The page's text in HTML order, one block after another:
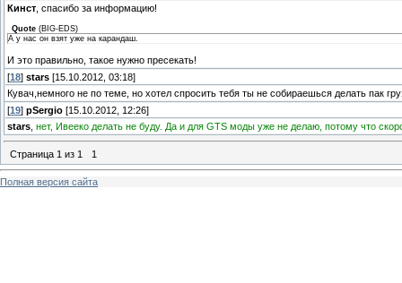
Кинст , спасибо за информацию!
Quote (BIG-EDS)
А у нас он взят уже на карандаш.
И это правильно, такое нужно пресекать!
[18] stars [15.10.2012, 03:18]
Кувач,немного не по теме, но хотел спросить тебя ты не собираешься делать пак
[19] pSergio [15.10.2012, 12:26]
stars нет, Ивееко делать не буду. Да и для GTS моды уже не делаю, потому что
Страница 1 из 1 1
Полная версия сайта